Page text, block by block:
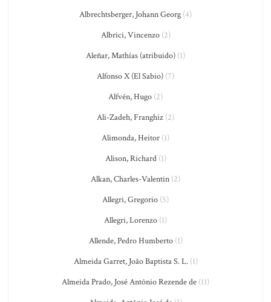
Albrechtsberger, Johann Georg (4)
Albrici, Vincenzo(2)
Aleñar, Mathías (atribuido) (1)
Alfonso X (El Sabio) (7)
Alfvén, Hugo (2)
Ali-Zadeh, Franghiz (2)
Alimonda, Heitor (1)
Alison, Richard(1)
Alkan, Charles-Valentin (2)
Allegri, Gregorio (5)
Allegri, Lorenzo (1)
Allende, Pedro Humberto(1)
Almeida Garret, João Baptista S. L.(1)
Almeida Prado, José Antônio Rezende de (11)